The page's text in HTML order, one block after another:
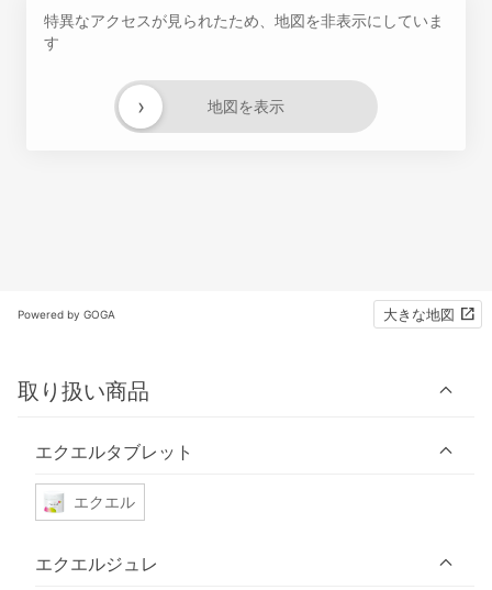
特異なアクセスが見られたため、地図を非表示にしていま
す
地図を表示
›
Powered by GOGA 大きな地図
取り扱い商品
エクエルタブレット
エクエル
エクエルジュレ